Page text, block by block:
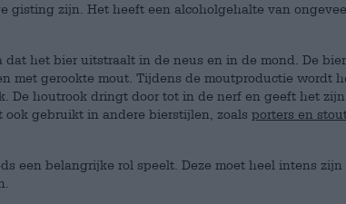
zijn. Het heeft een alcoholgehalte van
het bier uitstraalt in de neus en in de mond. De
met gerookte mout. Tijdens de moutproductie wordt
De houtrook dringt door tot in de nerf en geeft het zijn
ook gebruikt in andere bierstijlen, zoals porters en
een belangrijke rol speelt. Deze moet heel intens zijn